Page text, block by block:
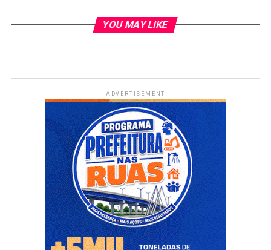
YOU MAY LIKE
ADVERTISEMENT